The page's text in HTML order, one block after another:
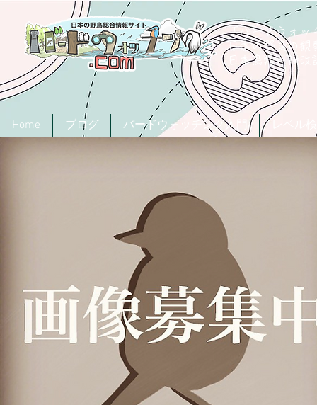
「バードウォッ
日本の野鳥の観
日本鳥類目録
Home ブログ バードウォッチング入門